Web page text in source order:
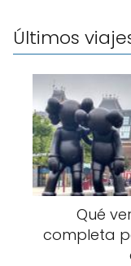
Últimos
Qué
completa